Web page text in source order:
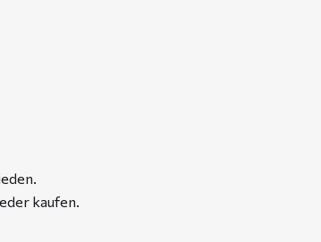
kaufen.